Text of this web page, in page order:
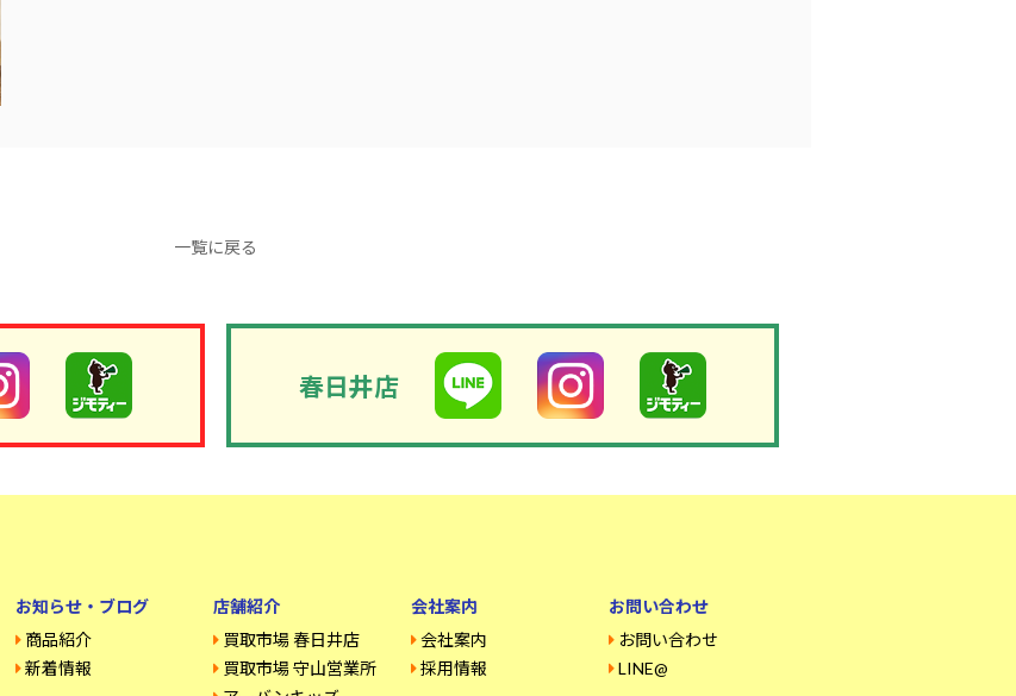
一覧に戻る
春日井店
お知らせ・ブログ
商品紹介
新着情報
店舗紹介
買取市場 春日井店
買取市場 守山営業所
会社案内
会社案内
採用情報
お問い合わせ
お問い合わせ
LINE@